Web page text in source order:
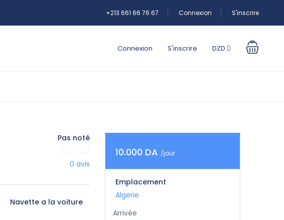
+213 661 66 76 67 Connexion S'inscrire
Connexion S'inscrire DZD
Pas noté
0 avis
Navette a la voiture
10.000 DA /jour
Emplacement
Algerie
Arrivée